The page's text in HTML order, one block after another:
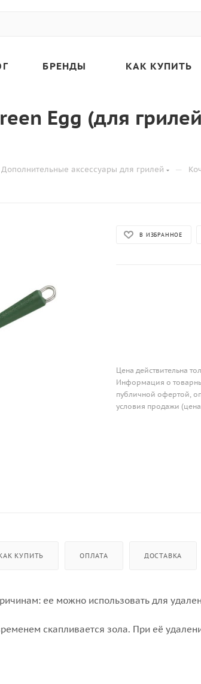
БРЕНДЫ КАК КУПИТЬ
Egg (для
Дополнительные аксессуары для грилей —
В ИЗБРАННОЕ
Цена действительна
Информация о
публичной офертой,
условия продажи
КУПИТЬ ОПЛАТА ДОСТАВКА
ее можно использовать для
скапливается зола. При её
кочергу. Кочерга изготовлена